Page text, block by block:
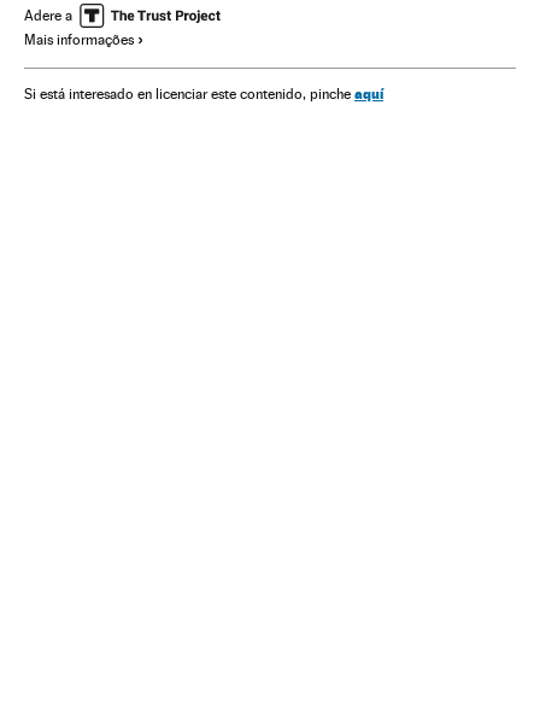
Europa Ocidental Reprodução assistida
Saúde
Adere a
Mais informações
Si está interesado en licenciar este contenido, pinche aquí